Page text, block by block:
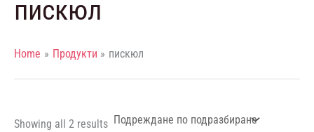
пискюл
Home Продукти пискюл
Showing all 2 results